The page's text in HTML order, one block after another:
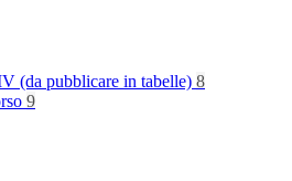
(da pubblicare in tabelle) 8
9